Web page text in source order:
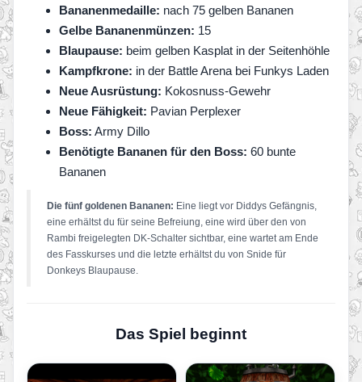
Bananenmedaille: nach 75 gelben Bananen
Gelbe Bananenmünzen: 15
Blaupause: beim gelben Kasplat in der Seitenhöhle
Kampfkrone: in der Battle Arena bei Funkys Laden
Neue Ausrüstung: Kokosnuss-Gewehr
Neue Fähigkeit: Pavian Perplexer
Boss: Army Dillo
Benötigte Bananen für den Boss: 60 bunte
Bananen
Die fünf goldenen Bananen: Eine liegt vor Diddys Gefängnis,
eine erhältst du für seine Befreiung, eine wird über den von
Rambi freigelegten DK-Schalter sichtbar, eine wartet am Ende
des Fasskurses und die letzte erhältst du von Snide für
Donkeys Blaupause.
Das Spiel beginnt